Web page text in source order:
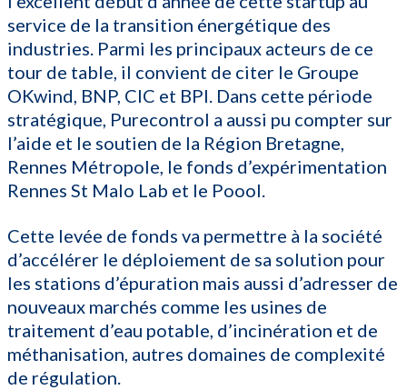
service de la transition énergétique des
industries. Parmi les principaux acteurs de ce
tour de table, il convient de citer le Groupe
OKwind, BNP, CIC et BPI. Dans cette période
stratégique, Purecontrol a aussi pu compter sur
l’aide et le soutien de la Région Bretagne,
Rennes Métropole, le fonds d’expérimentation
Rennes St Malo Lab et le Poool.
Cette levée de fonds va permettre à la société
d’accélérer le déploiement de sa solution pour
les stations d’épuration mais aussi d’adresser de
nouveaux marchés comme les usines de
traitement d’eau potable, d’incinération et de
méthanisation, autres domaines de complexité
de régulation.